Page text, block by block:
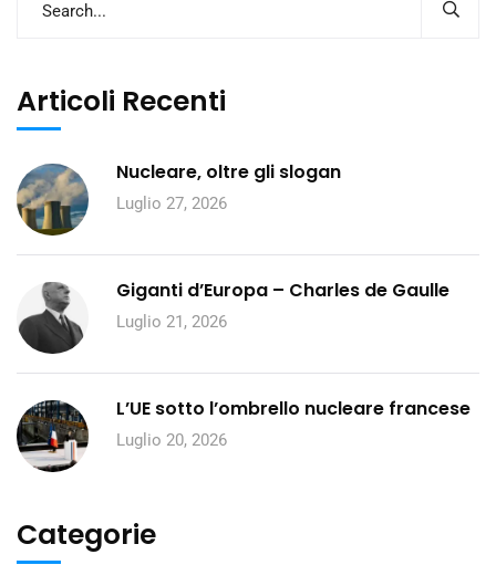
Articoli Recenti
Nucleare, oltre gli slogan
Luglio 27, 2026
Giganti d’Europa – Charles de Gaulle
Luglio 21, 2026
L’UE sotto l’ombrello nucleare francese
Luglio 20, 2026
Categorie